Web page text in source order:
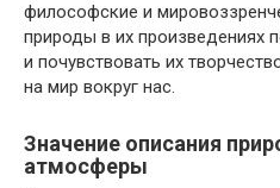
философские и
природы в их произведениях
и почувствовать их
на мир вокруг нас.
Значение описания
атмосферы